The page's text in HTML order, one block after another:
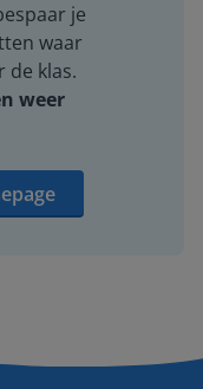
je
waar
de klas.
weer